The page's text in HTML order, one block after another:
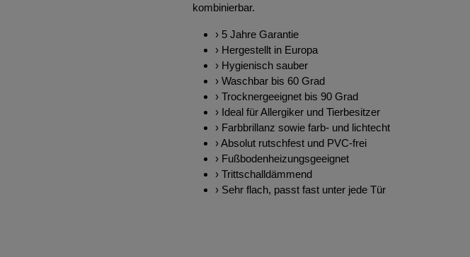
kombinierbar.
› 5 Jahre Garantie
› Hergestellt in Europa
› Hygienisch sauber
› Waschbar bis 60 Grad
› Trocknergeeignet bis 90 Grad
› Ideal für Allergiker und Tierbesitzer
› Farbbrillanz sowie farb- und lichtecht
› Absolut rutschfest und PVC-frei
› Fußbodenheizungsgeeignet
› Trittschalldämmend
› Sehr flach, passt fast unter jede Tür